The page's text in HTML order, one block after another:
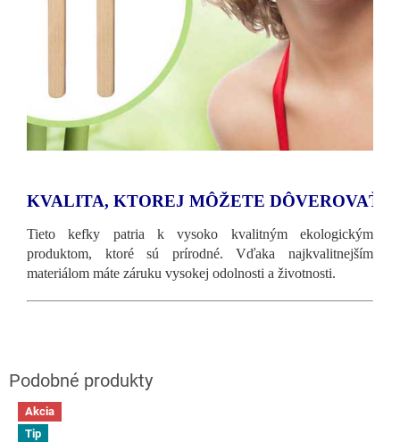
KVALITA, KTOREJ MÔŽETE DÔVEROVAŤ
Tieto kefky patria k vysoko kvalitným ekologickým
produktom, ktoré sú prírodné. Vďaka najkvalitnejším
materiálom máte záruku vysokej odolnosti a životnosti.
Akcia
Tip